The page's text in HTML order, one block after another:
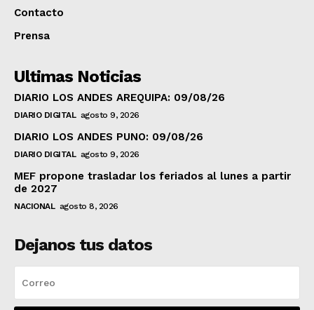
Contacto
Prensa
Ultimas Noticias
DIARIO LOS ANDES AREQUIPA: 09/08/26
DIARIO DIGITAL agosto 9, 2026
DIARIO LOS ANDES PUNO: 09/08/26
DIARIO DIGITAL agosto 9, 2026
MEF propone trasladar los feriados al lunes a partir
de 2027
NACIONAL agosto 8, 2026
Dejanos tus datos